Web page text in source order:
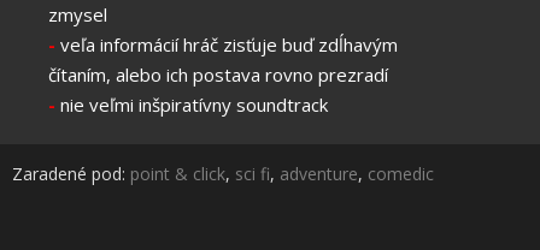
zmysel
- veľa informácií hráč zisťuje buď zdĺhavým
čítaním, alebo ich postava rovno prezradí
- nie veľmi inšpiratívny soundtrack
Zaradené pod: point & click, sci fi, adventure, comedic